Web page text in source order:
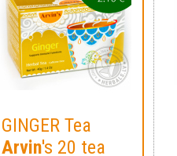
GINGER Tea
Arvin's 20 tea